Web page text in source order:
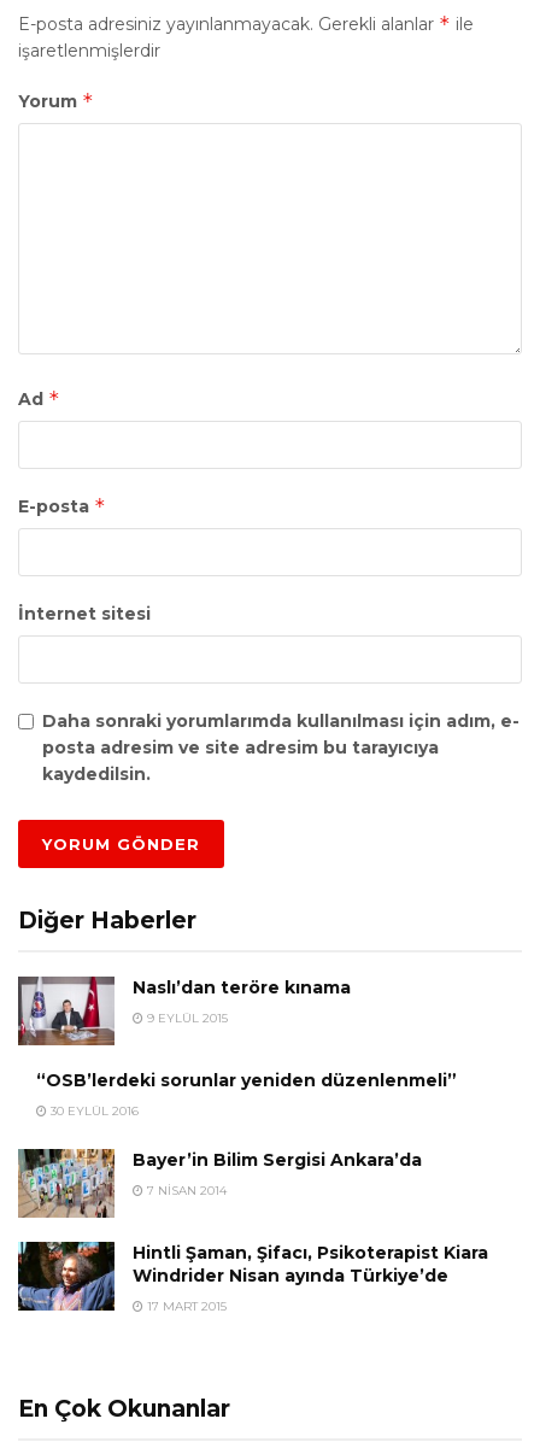
E-posta adresiniz yayınlanmayacak. Gerekli alanlar * ile
işaretlenmişlerdir
Yorum *
Ad *
E-posta *
İnternet sitesi
Daha sonraki yorumlarımda kullanılması için adım, e-
posta adresim ve site adresim bu tarayıcıya
kaydedilsin.
Diğer Haberler
Naslı’dan teröre kınama
9 EYLÜL 2015
“OSB’lerdeki sorunlar yeniden düzenlenmeli”
30 EYLÜL 2016
Bayer’in Bilim Sergisi Ankara’da
7 NISAN 2014
Hintli Şaman, Şifacı, Psikoterapist Kiara
Windrider Nisan ayında Türkiye’de
17 MART 2015
En Çok Okunanlar